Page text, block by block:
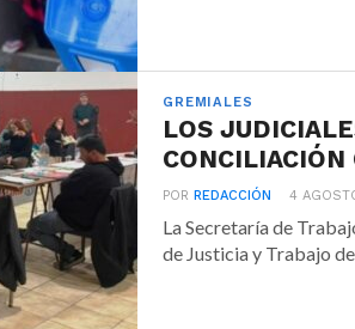
GREMIALES
LOS
PORREDACCIÓN 4
La Secretaría de
de Justicia y Trabajo